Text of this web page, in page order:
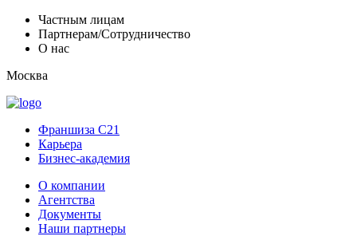
Частным лицам
Партнерам/Сотрудничество
О нас
Москва
Франшиза C21
Карьера
Бизнес-академия
О компании
Агентства
Документы
Наши партнеры